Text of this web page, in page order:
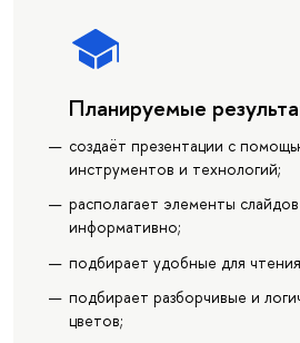
Планируемые
создаёт презентации с
инструментов и технологий;
располагает элементы
информативно;
подбирает удобные для
подбирает разборчивые и
цветов;